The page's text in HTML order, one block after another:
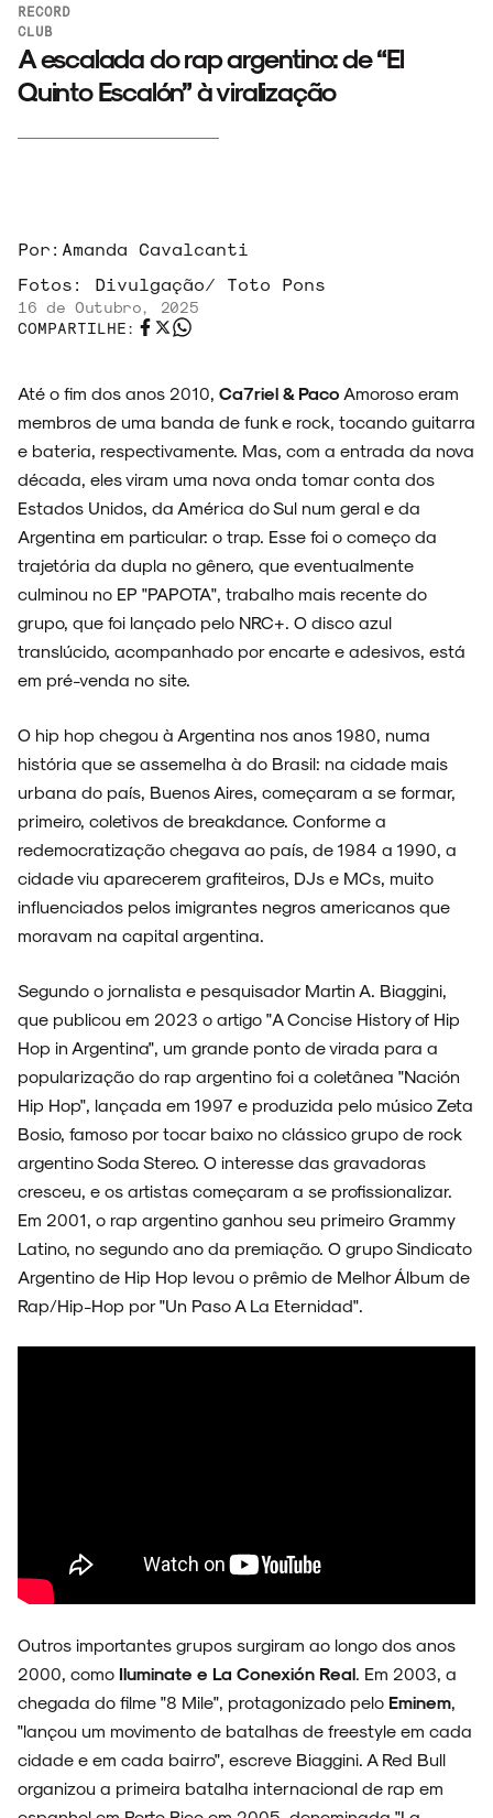
ARQUIVO
ENTREVISTAS
ESPECIAIS
FAIXA A FAIXA
NOVIDADES
RECORD
CLUB
A escalada do rap argentino: de “El
Quinto Escalón” à viralização
Por: Amanda Cavalcanti
Fotos: Divulgação/ Toto Pons
16 de Outubro, 2025
COMPARTILHE:
Até o fim dos anos 2010, Ca7riel & Paco Amoroso eram
membros de uma banda de funk e rock, tocando guitarra
e bateria, respectivamente. Mas, com a entrada da nova
década, eles viram uma nova onda tomar conta dos
Estados Unidos, da América do Sul num geral e da
Argentina em particular: o trap. Esse foi o começo da
trajetória da dupla no gênero, que eventualmente
culminou no EP "PAPOTA", trabalho mais recente do
grupo, que foi lançado pelo NRC+. O disco azul
translúcido, acompanhado por encarte e adesivos, está
em pré-venda no site.
O hip hop chegou à Argentina nos anos 1980, numa
história que se assemelha à do Brasil: na cidade mais
urbana do país, Buenos Aires, começaram a se formar,
primeiro, coletivos de breakdance. Conforme a
redemocratização chegava ao país, de 1984 a 1990, a
cidade viu aparecerem grafiteiros, DJs e MCs, muito
influenciados pelos imigrantes negros americanos que
moravam na capital argentina.
Segundo o jornalista e pesquisador Martin A. Biaggini,
que publicou em 2023 o artigo "A Concise History of Hip
Hop in Argentina", um grande ponto de virada para a
popularização do rap argentino foi a coletânea "Nación
Hip Hop", lançada em 1997 e produzida pelo músico Zeta
Bosio, famoso por tocar baixo no clássico grupo de rock
argentino Soda Stereo. O interesse das gravadoras
cresceu, e os artistas começaram a se profissionalizar.
Em 2001, o rap argentino ganhou seu primeiro Grammy
Latino, no segundo ano da premiação. O grupo Sindicato
Argentino de Hip Hop levou o prêmio de Melhor Álbum de
Rap/Hip-Hop por "Un Paso A La Eternidad".
Outros importantes grupos surgiram ao longo dos anos
2000, como Iluminate e La Conexión Real . Em 2003, a
chegada do filme "8 Mile", protagonizado pelo Eminem
"lançou um movimento de batalhas de freestyle em cada
cidade e em cada bairro", escreve Biaggini. A Red Bull
organizou a primeira batalha internacional de rap em